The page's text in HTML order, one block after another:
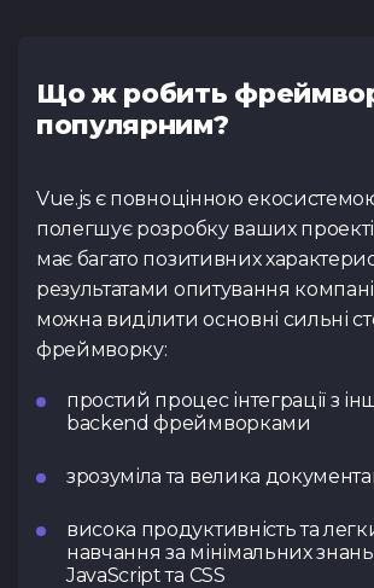
Що ж робить
популярним?
Vue.js є повноцінною
полегшує розробку ваших
має багато позитивних
результатами опитування
можна виділити основні сильні
фреймворку:
простий процес інтеграції з
backend фреймворками
зрозуміла та велика
висока продуктивність та
навчання за мінімальних
JavaScript та CSS
Tg